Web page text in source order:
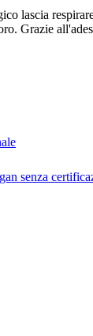
lascia
Grazie
senza